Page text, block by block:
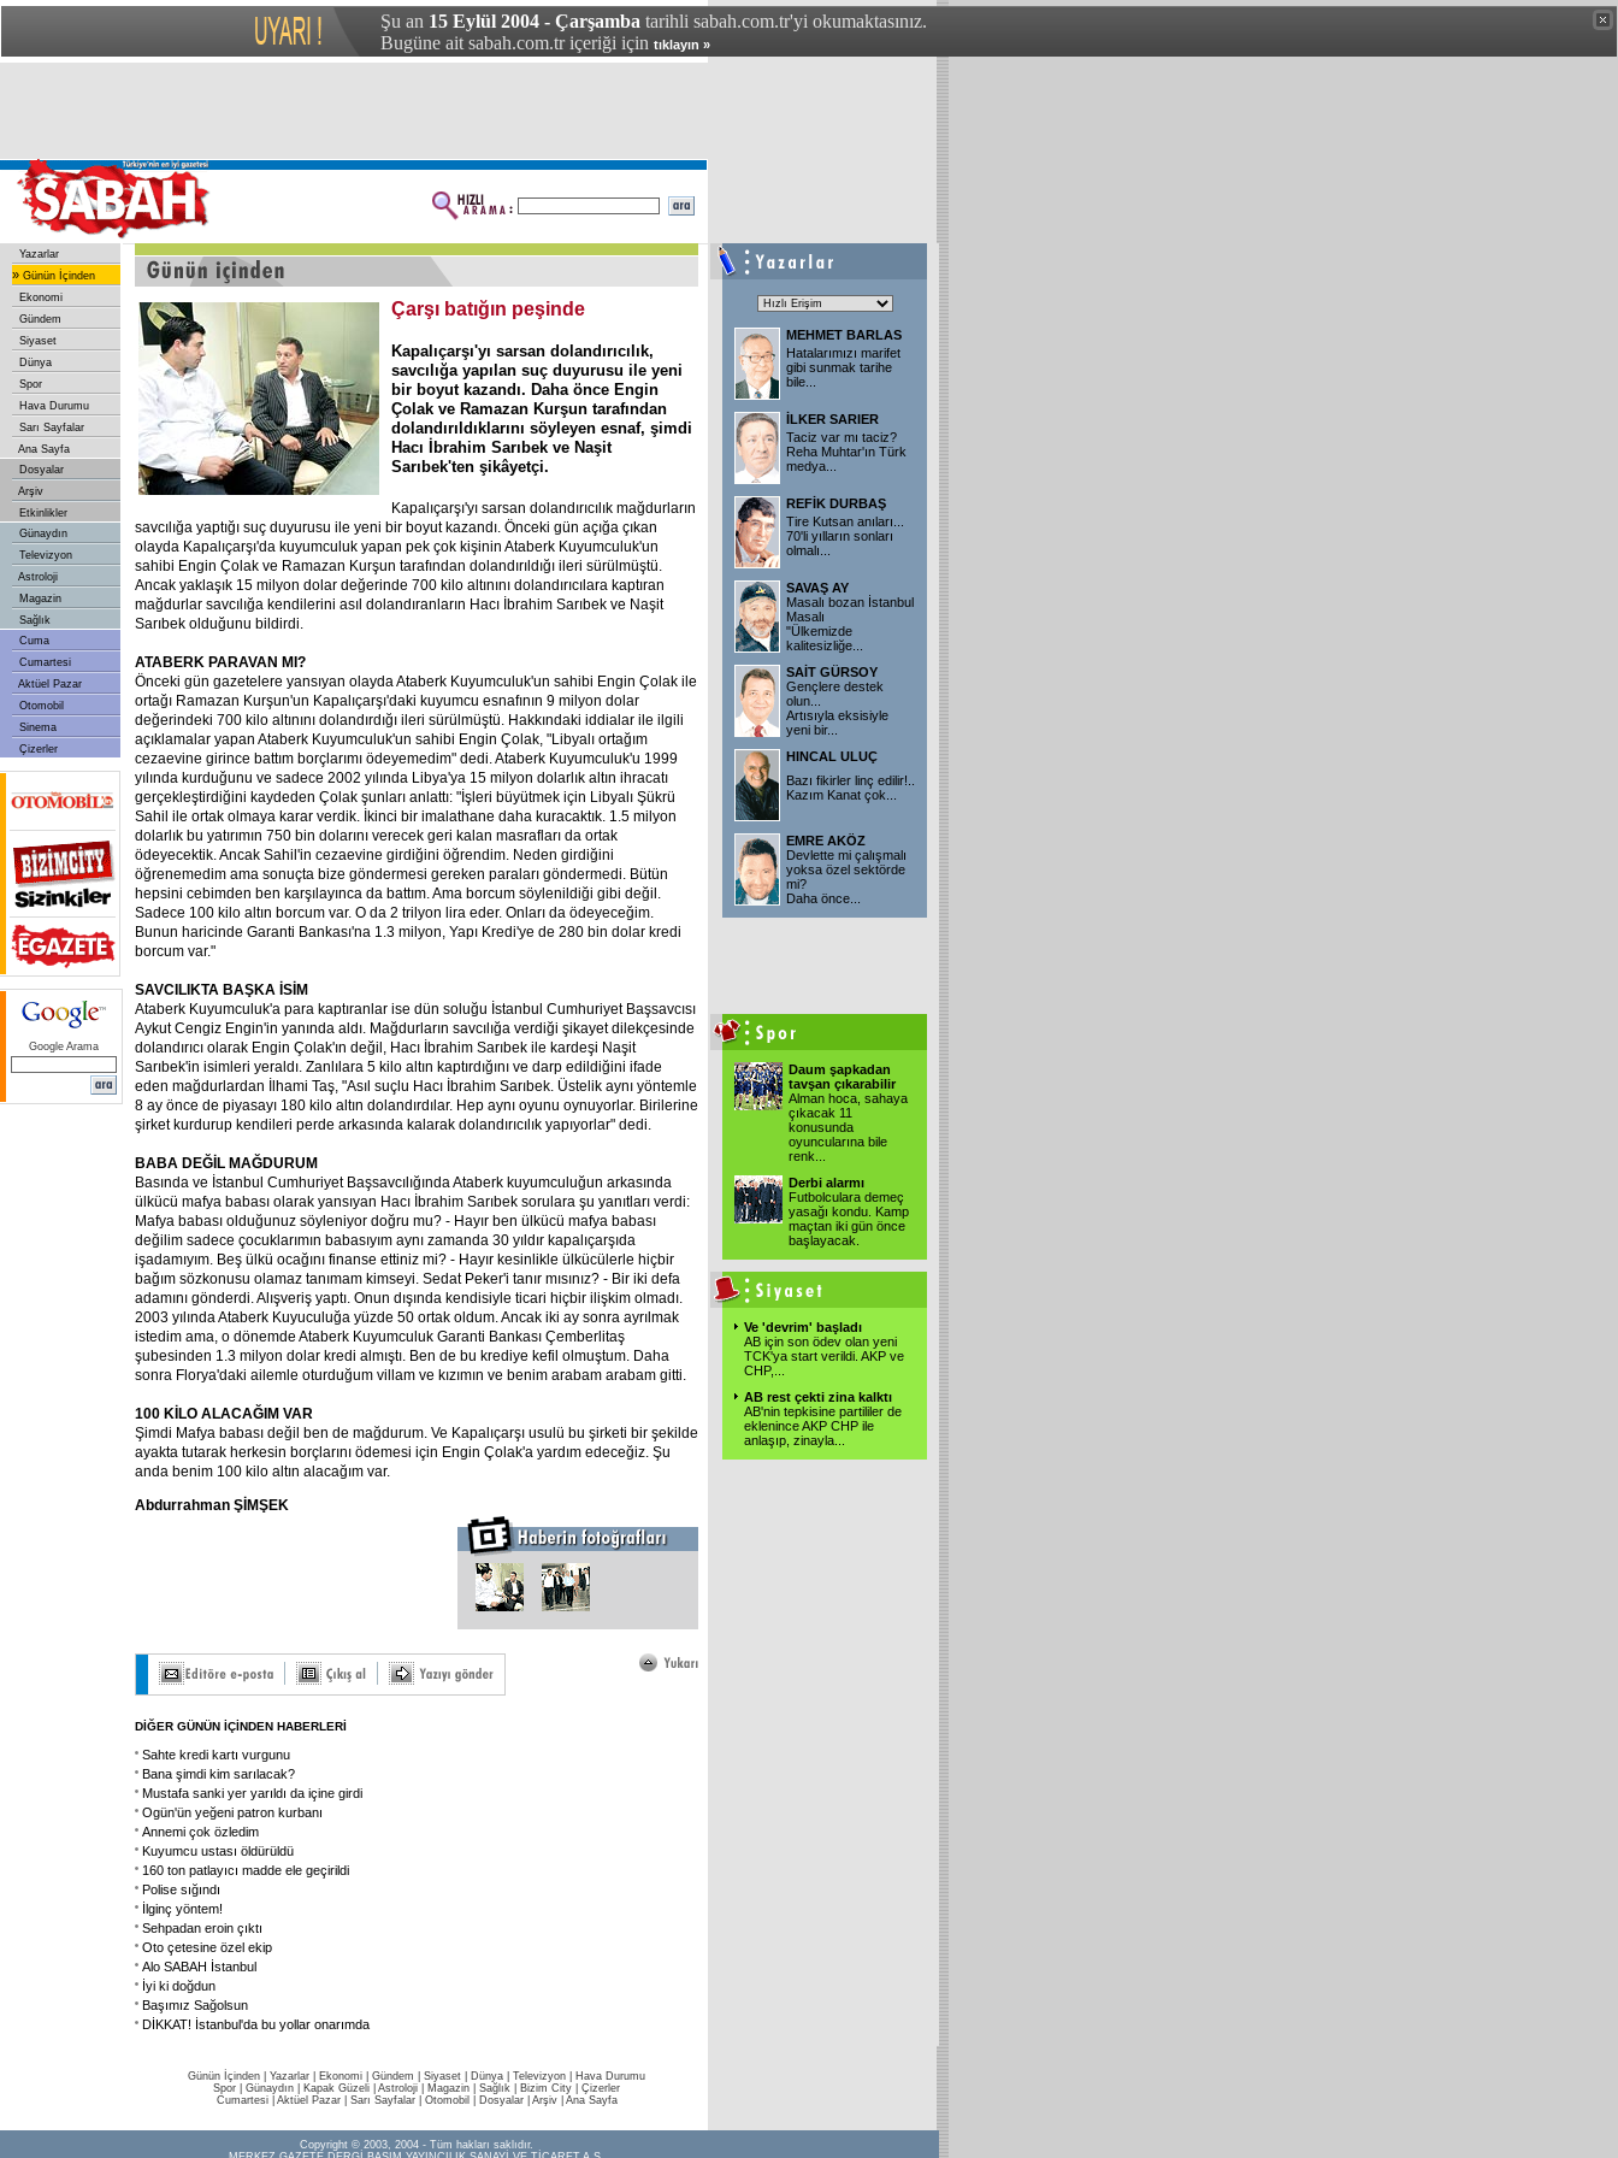
Şu an 15 Eylül 2004 - Çarşamba tarihli sabah.com.tr'yi okumaktasınız.
Bugüne ait sabah.com.tr içeriği için tıklayın »
Yazarlar
» Günün İçinden
Ekonomi
Gündem
Siyaset
Dünya
Spor
Hava Durumu
Sarı Sayfalar
Ana Sayfa
Dosyalar
Arşiv
Etkinlikler
Günaydın
Televizyon
Astroloji
Magazin
Sağlık
Cuma
Cumartesi
Aktüel Pazar
Otomobil
Sinema
Çizerler
Google Arama
Çarşı batığın peşinde
Kapalıçarşı'yı sarsan dolandırıcılık,
savcılığa yapılan suç duyurusu ile yeni
bir boyut kazandı. Daha önce Engin
Çolak ve Ramazan Kurşun tarafından
dolandırıldıklarını söyleyen esnaf, şimdi
Hacı İbrahim Sarıbek ve Naşit
Sarıbek'ten şikâyetçi.
Kapalıçarşı'yı sarsan dolandırıcılık mağdurların
savcılığa yaptığı suç duyurusu ile yeni bir boyut kazandı. Önceki gün açığa çıkan
olayda Kapalıçarşı'da kuyumculuk yapan pek çok kişinin Ataberk Kuyumculuk'un
sahibi Engin Çolak ve Ramazan Kurşun tarafından dolandırıldığı ileri sürülmüştü.
Ancak yaklaşık 15 milyon dolar değerinde 700 kilo altınını dolandırıcılara kaptıran
mağdurlar savcılığa kendilerini asıl dolandıranların Hacı İbrahim Sarıbek ve Naşit
Sarıbek olduğunu bildirdi.
ATABERK PARAVAN MI?
Önceki gün gazetelere yansıyan olayda Ataberk Kuyumculuk'un sahibi Engin Çolak ile
ortağı Ramazan Kurşun'un Kapalıçarşı'daki kuyumcu esnafının 9 milyon dolar
değerindeki 700 kilo altınını dolandırdığı ileri sürülmüştü. Hakkındaki iddialar ile ilgili
açıklamalar yapan Ataberk Kuyumculuk'un sahibi Engin Çolak, "Libyalı ortağım
cezaevine girince battım borçlarımı ödeyemedim" dedi. Ataberk Kuyumculuk'u 1999
yılında kurduğunu ve sadece 2002 yılında Libya'ya 15 milyon dolarlık altın ihracatı
gerçekleştirdiğini kaydeden Çolak şunları anlattı: "İşleri büyütmek için Libyalı Şükrü
Sahil ile ortak olmaya karar verdik. İkinci bir imalathane daha kuracaktık. 1.5 milyon
dolarlık bu yatırımın 750 bin dolarını verecek geri kalan masrafları da ortak
ödeyecektik. Ancak Sahil'in cezaevine girdiğini öğrendim. Neden girdiğini
öğrenemedim ama sonuçta bize göndermesi gereken paraları göndermedi. Bütün
hepsini cebimden ben karşılayınca da battım. Ama borcum söylenildiği gibi değil.
Sadece 100 kilo altın borcum var. O da 2 trilyon lira eder. Onları da ödeyeceğim.
Bunun haricinde Garanti Bankası'na 1.3 milyon, Yapı Kredi'ye de 280 bin dolar kredi
borcum var."
SAVCILIKTA BAŞKA İSİM
Ataberk Kuyumculuk'a para kaptıranlar ise dün soluğu İstanbul Cumhuriyet Başsavcısı
Aykut Cengiz Engin'in yanında aldı. Mağdurların savcılığa verdiği şikayet dilekçesinde
dolandırıcı olarak Engin Çolak'ın değil, Hacı İbrahim Sarıbek ile kardeşi Naşit
Sarıbek'in isimleri yeraldı. Zanlılara 5 kilo altın kaptırdığını ve darp edildiğini ifade
eden mağdurlardan İlhami Taş, "Asıl suçlu Hacı İbrahim Sarıbek. Üstelik aynı yöntemle
8 ay önce de piyasayı 180 kilo altın dolandırdılar. Hep aynı oyunu oynuyorlar. Birilerine
şirket kurdurup kendileri perde arkasında kalarak dolandırıcılık yapıyorlar" dedi.
BABA DEĞİL MAĞDURUM
Basında ve İstanbul Cumhuriyet Başsavcılığında Ataberk kuyumculuğun arkasında
ülkücü mafya babası olarak yansıyan Hacı İbrahim Sarıbek sorulara şu yanıtları verdi:
Mafya babası olduğunuz söyleniyor doğru mu? - Hayır ben ülkücü mafya babası
değilim sadece çocuklarımın babasıyım aynı zamanda 30 yıldır kapalıçarşıda
işadamıyım. Beş ülkü ocağını finanse ettiniz mi? - Hayır kesinlikle ülkücülerle hiçbir
bağım sözkonusu olamaz tanımam kimseyi. Sedat Peker'i tanır mısınız? - Bir iki defa
adamını gönderdi. Alışveriş yaptı. Onun dışında kendisiyle ticari hiçbir ilişkim olmadı.
2003 yılında Ataberk Kuyuculuğa yüzde 50 ortak oldum. Ancak iki ay sonra ayrılmak
istedim ama, o dönemde Ataberk Kuyumculuk Garanti Bankası Çemberlitaş
şubesinden 1.3 milyon dolar kredi almıştı. Ben de bu krediye kefil olmuştum. Daha
sonra Florya'daki ailemle oturduğum villam ve kızımın ve benim arabam arabam gitti.
100 KİLO ALACAĞIM VAR
Şimdi Mafya babası değil ben de mağdurum. Ve Kapalıçarşı usulü bu şirketi bir şekilde
ayakta tutarak herkesin borçlarını ödemesi için Engin Çolak'a yardım edeceğiz. Şu
anda benim 100 kilo altın alacağım var.
Abdurrahman ŞİMŞEK
DİĞER GÜNÜN İÇİNDEN HABERLERİ
Sahte kredi kartı vurgunu
Bana şimdi kim sarılacak?
Mustafa sanki yer yarıldı da içine girdi
Ogün'ün yeğeni patron kurbanı
Annemi çok özledim
Kuyumcu ustası öldürüldü
160 ton patlayıcı madde ele geçirildi
Polise sığındı
İlginç yöntem!
Sehpadan eroin çıktı
Oto çetesine özel ekip
Alo SABAH İstanbul
İyi ki doğdun
Başımız Sağolsun
DİKKAT! İstanbul'da bu yollar onarımda
MEHMET BARLAS
Hatalarımızı marifet
gibi sunmak tarihe
bile
İLKER SARIER
Taciz var mı taciz?
Reha Muhtar'ın Türk
medya
REFİK DURBAŞ
Tire Kutsan anıları...
70'li yılların sonları
olmalı...
SAVAŞ AY
Masalı bozan İstanbul
Masalı
"Ülkemizde
kalitesizliğe
SAİT GÜRSOY
Gençlere destek
olun...
Artısıyla eksisiyle
yeni bir...
HINCAL ULUÇ
Bazı fikirler linç edilir!..
Kazım Kanat çok
EMRE AKÖZ
Devlette mi çalışmalı
yoksa özel sektörde
mi?
Daha önce
Daum şapkadan
tavşan çıkarabilir
Alman hoca, sahaya
çıkacak 11
konusunda
oyuncularına bile
renk
Derbi alarmı
Futbolculara demeç
yasağı kondu. Kamp
maçtan iki gün önce
başlayacak.
Ve 'devrim' başladı
AB için son ödev olan yeni
TCK'ya start verildi. AKP ve
CHP,
AB rest çekti zina kalktı
AB'nin tepkisine partililer de
eklenince AKP CHP ile
anlaşıp, zinayla
Günün İçinden Yazarlar Ekonomi Gündem Siyaset Dünya | Televizyon
Hava Durumu
Spor
Günaydın Kapak Güzeli Astroloji Magazin Sağlık Bizim City
Çizerler
Cumartesi| Aktüel Pazar| Sarı Sayfalar| Otomobil Dosyalar| Arşiv| Ana Sayfa
Copyright © 2003, 2004 - Tüm hakları saklıdır.